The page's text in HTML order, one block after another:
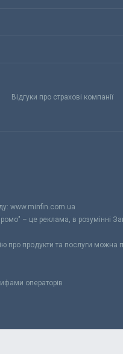
Відгуки про страхові компанії
www.minfin.com.ua
– це реклама, в розумінні
про продукти та послуги можна
операторів